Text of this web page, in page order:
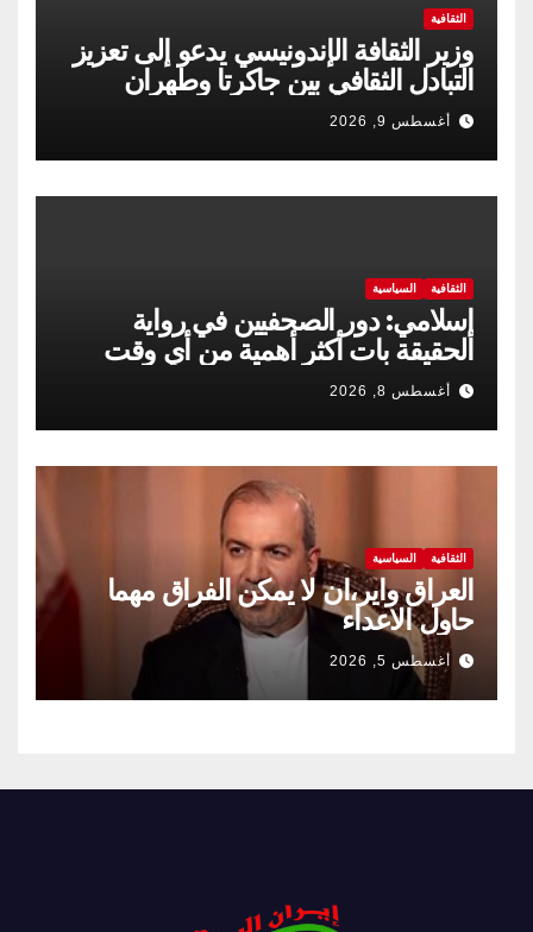
الثقافية
وزير الثقافة الإندونيسي يدعو إلى تعزيز
التبادل الثقافي بين جاكرتا وطهران
أغسطس 9, 2026
الثقافية السياسية
إسلامي: دور الصحفيين في رواية
الحقيقة بات أكثر أهمية من أي وقت
مضى
أغسطس 8, 2026
الثقافية السياسية
العراق واير،ان لا يمكن الفراق مهما
حاول الاعداء
أغسطس 5, 2026